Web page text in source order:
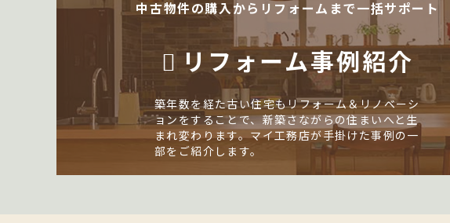
中古物件の購入からリフォームまで一括サポート
リフォーム事例紹介
築年数を経た古い住宅もリフォーム＆リノベーシ
ョンをすることで、新築さながらの住まいへと生
まれ変わります。マイ工務店が手掛けた事例の一
部をご紹介します。